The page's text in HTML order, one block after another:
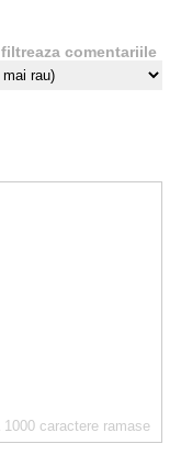
filtreaza comentariile
1000 caractere ramase